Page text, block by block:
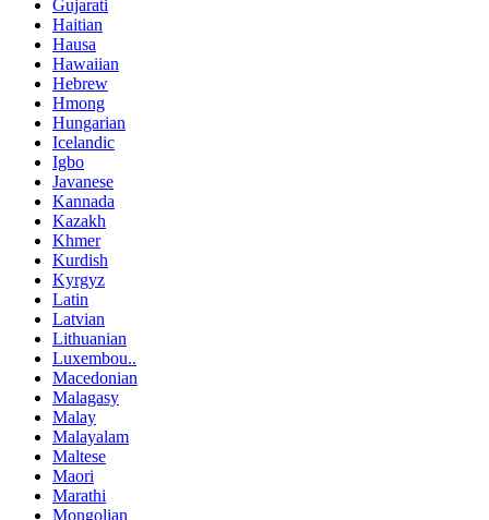
Gujarati
Haitian
Hausa
Hawaiian
Hebrew
Hmong
Hungarian
Icelandic
Igbo
Javanese
Kannada
Kazakh
Khmer
Kurdish
Kyrgyz
Latin
Latvian
Lithuanian
Luxembou..
Macedonian
Malagasy
Malay
Malayalam
Maltese
Maori
Marathi
Mongolian